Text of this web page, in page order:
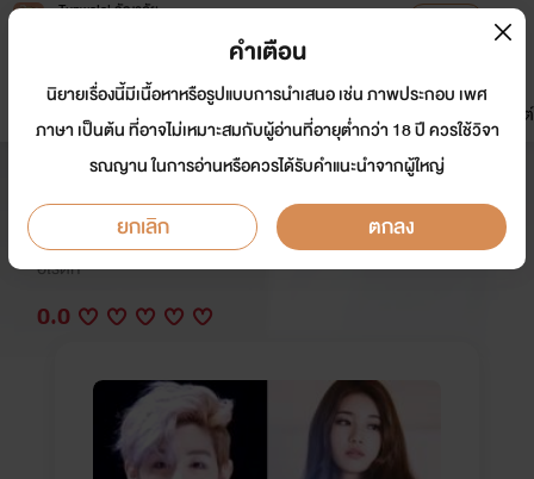
Tunwalai ธัญวลัย
หน้าแรก นิยาย อีบุ๊ก การ์ตูน
มาใหม่
ดรีมแชท ธัญลิสต์
พิศวาสร้าย เพื่อนรัก NC20++
นักเขียน: ละออง'ฟองเบียร์
อีโรติก
0.0
คำเตือน
นิยายเรื่องนี้มีเนื้อหาหรือรูปแบบการนำเสนอ เช่น ภาพประกอบ เพศ
ภาษา เป็นต้น ที่อาจไม่เหมาะสมกับผู้อ่านที่อายุต่ำกว่า 18 ปี ควรใช้วิจา
รณญาน ในการอ่านหรือควรได้รับคำแนะนำจากผู้ใหญ่
ยกเลิก ตกลง